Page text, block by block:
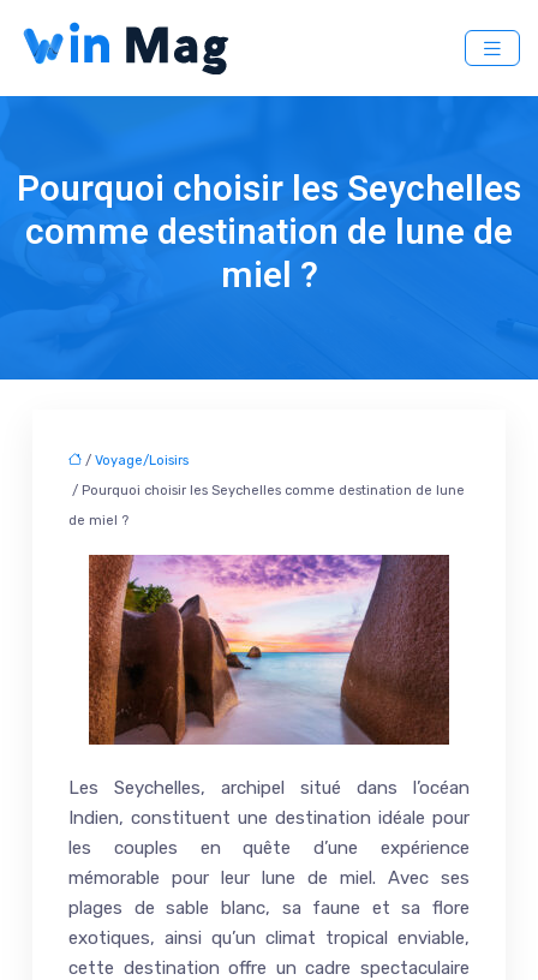
Pourquoi choisir les Seychelles
comme destination de lune de
miel ?
/ Voyage/Loisirs
/ Pourquoi choisir les Seychelles comme destination de lune
de miel ?
Les Seychelles, archipel situé dans l’océan
Indien, constituent une destination idéale pour
les couples en quête d’une expérience
mémorable pour leur lune de miel. Avec ses
plages de sable blanc, sa faune et sa flore
exotiques, ainsi qu’un climat tropical enviable,
cette destination offre un cadre spectaculaire